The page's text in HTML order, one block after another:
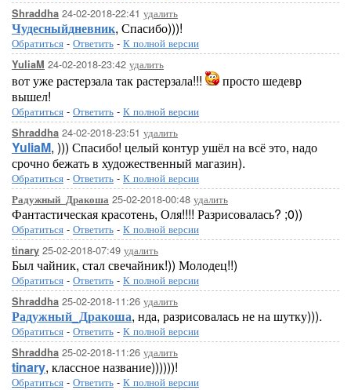
Shraddha 24-02-2018-22:41 удалить
Чудесныйдневник, Спасибо)))!
Обратиться - Ответить - К полной версии
YuliaM 24-02-2018-23:42 удалить
вот уже растерзала так растерзала!!!
просто шедевр
вышел!
Обратиться - Ответить - К полной версии
Shraddha 24-02-2018-23:51 удалить
YuliaM, ))) Спасибо! целый контур ушёл на всё это, надо
срочно бежать в художественный магазин).
Обратиться - Ответить - К полной версии
Радужный_Дракоша 25-02-2018-00:48 удалить
Фантастическая красотень, Оля!!!! Разрисовалась? ;0))
Обратиться - Ответить - К полной версии
tinary 25-02-2018-07:49 удалить
Был чайник, стал свечайник!)) Молодец!!)
Обратиться - Ответить - К полной версии
Shraddha 25-02-2018-11:26 удалить
Радужный_Дракоша, нда, разрисовалась не на шутку))).
Обратиться - Ответить - К полной версии
Shraddha 25-02-2018-11:26 удалить
tinary, классное название))))))!
Обратиться - Ответить - К полной версии